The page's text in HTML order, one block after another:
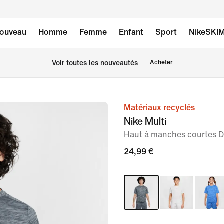
Homme Femme Enfant Sport
Voir toutes les nouveautés Acheter
image 1Matériaux recyclés
Nike Multi
Haut à manches courtes
24,99 €